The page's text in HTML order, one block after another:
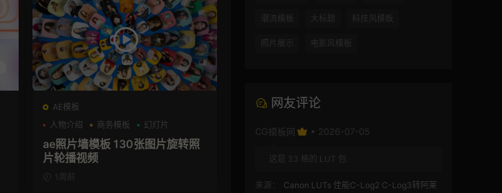
AE模板
人物介绍
商务模板 幻灯片
ae照片墙模板 130张图片旋转照
片轮播视频
1周前
潮流模板 大标题 科技风模板
照片展示 电影风模板
网友评论
CG模板网 • 2026-07-05
这是 33 格的 LUT 包
来源：
Canon LUTs 佳能C-Log2 C-Log3转阿莱